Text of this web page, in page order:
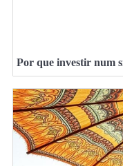
Por que investir num